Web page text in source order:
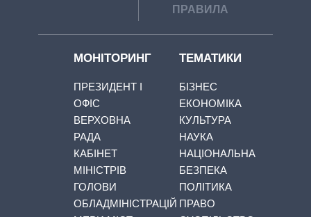
ПРАВИЛА
МОНІТОРИНГ
ПРЕЗИДЕНТ І
ОФІС
ВЕРХОВНА
РАДА
КАБІНЕТ
МІНІСТРІВ
ГОЛОВИ
ОБЛАДМІНІСТРАЦІЙ
ТЕМАТИКИ
БІЗНЕС
ЕКОНОМІКА
КУЛЬТУРА
НАУКА
НАЦІОНАЛЬНА
БЕЗПЕКА
ПОЛІТИКА
ПРАВО